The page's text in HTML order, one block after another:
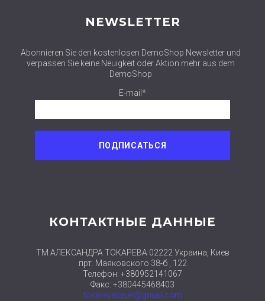
NEWSLETTER
Abonnieren Sie den kostenlosen DemoShop Newsletter und
verpassen Sie keine Neuigkeit oder Aktion mehr aus dem
DemoShop
E-mail*
КОНТАКТНЫЕ ДАННЫЕ
ТМ АЛЕКСАНДРА ТОКАРЕВА 02222 Украина, Киев
прт. Маяковского 38-б , 122
Телефон: +380952141067
Факс: +380445468403
tokarevabiser@gmail.com